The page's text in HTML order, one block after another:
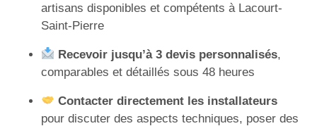
artisans disponibles et compétents à Lacourt-
Saint-Pierre
Recevoir jusqu’à 3 devis personnalisés,
comparables et détaillés sous 48 heures
Contacter directement les installateurs
pour discuter des aspects techniques, poser des